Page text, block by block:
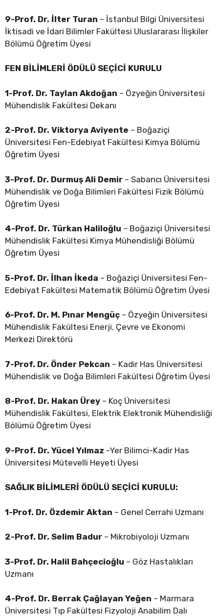
9-Prof. Dr. İlter Turan – İstanbul Bilgi Üniversitesi
İktisadi ve İdari Bilimler Fakültesi Uluslararası İlişkiler
Bölümü Öğretim Üyesi
FEN BİLİMLERİ ÖDÜLÜ SEÇİCİ KURULU
1-Prof. Dr. Taylan Akdoğan – Özyeğin Üniversitesi
Mühendislik Fakültesi Dekanı
2-Prof. Dr. Viktorya Aviyente – Boğaziçi
Üniversitesi Fen-Edebiyat Fakültesi Kimya Bölümü
Öğretim Üyesi
3-Prof. Dr. Durmuş Ali Demir – Sabancı Üniversitesi
Mühendislik ve Doğa Bilimleri Fakültesi Fizik Bölümü
Öğretim Üyesi
4-Prof. Dr. Türkan Haliloğlu – Boğaziçi Üniversitesi
Mühendislik Fakültesi Kimya Mühendisliği Bölümü
Öğretim Üyesi
5-Prof. Dr. İlhan İkeda – Boğaziçi Üniversitesi Fen-
Edebiyat Fakültesi Matematik Bölümü Öğretim Üyesi
6-Prof. Dr. M. Pınar Mengüç – Özyeğin Üniversitesi
Mühendislik Fakültesi Enerji, Çevre ve Ekonomi
Merkezi Direktörü
7-Prof. Dr. Önder Pekcan – Kadir Has Üniversitesi
Mühendislik ve Doğa Bilimleri Fakültesi Öğretim Üyesi
8-Prof. Dr. Hakan Ürey – Koç Üniversitesi
Mühendislik Fakültesi, Elektrik Elektronik Mühendisliği
Bölümü Öğretim Üyesi
9-Prof. Dr. Yücel Yılmaz -Yer Bilimci-Kadir Has
Üniversitesi Mütevelli Heyeti Üyesi
SAĞLIK BİLİMLERİ ÖDÜLÜ SEÇİCİ KURULU:
1-Prof. Dr. Özdemir Aktan – Genel Cerrahi Uzmanı
2-Prof. Dr. Selim Badur – Mikrobiyoloji Uzmanı
3-Prof. Dr. Halil Bahçecioğlu – Göz Hastalıkları
Uzmanı
4-Prof. Dr. Berrak Çağlayan Yeğen – Marmara
Üniversitesi Tıp Fakültesi Fizyoloji Anabilim Dalı